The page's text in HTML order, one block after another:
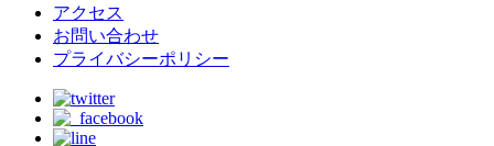
アクセス
お問い合わせ
プライバシーポリシー